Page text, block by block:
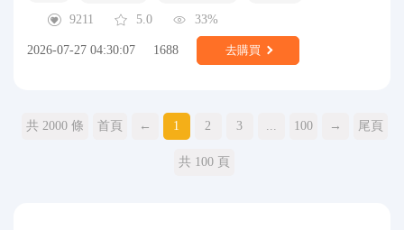
9211
5.0 33%
2026-07-27 04:30:07 1688 去購買
共 2000 條 首頁 ← 1 2 3 100 → 尾頁
共 100 頁